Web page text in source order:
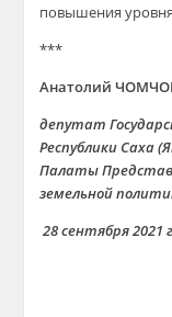
повышения
***
Анатолий
депутат
Республики Саха
Палаты
земельной
28 сентября 2021